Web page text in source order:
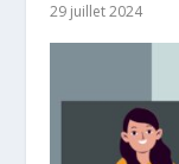
29 juillet 2024